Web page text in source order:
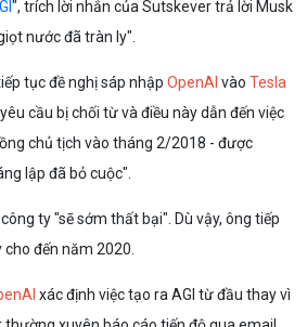
", trích lời nhắn của Sutskever trả lời Musk
nước đã tràn ly".
tục đề nghị sáp nhập OpenAI vào Tesla
cầu bị chối từ và điều này dẫn đến việc
chủ tịch vào tháng 2/2018 - được
lập đã bỏ cuộc".
ty "sẽ sớm thất bại". Dù vậy, ông tiếp
đến năm 2020.
xác định việc tạo ra AGI từ đầu thay vì